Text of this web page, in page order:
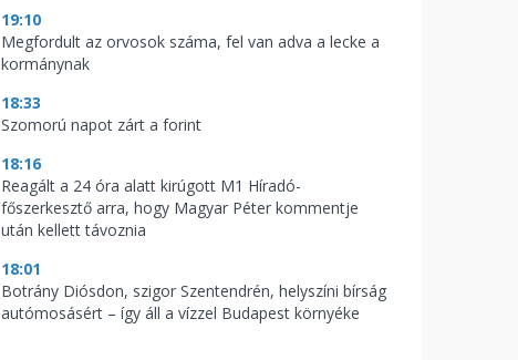
19:10
Megfordult az orvosok száma, fel van adva a lecke a
kormánynak
18:33
Szomorú napot zárt a forint
18:16
Reagált a 24 óra alatt kirúgott M1 Híradó-
főszerkesztő arra, hogy Magyar Péter kommentje
után kellett távoznia
18:01
Botrány Diósdon, szigor Szentendrén, helyszíni bírság
autómosásért – így áll a vízzel Budapest környéke